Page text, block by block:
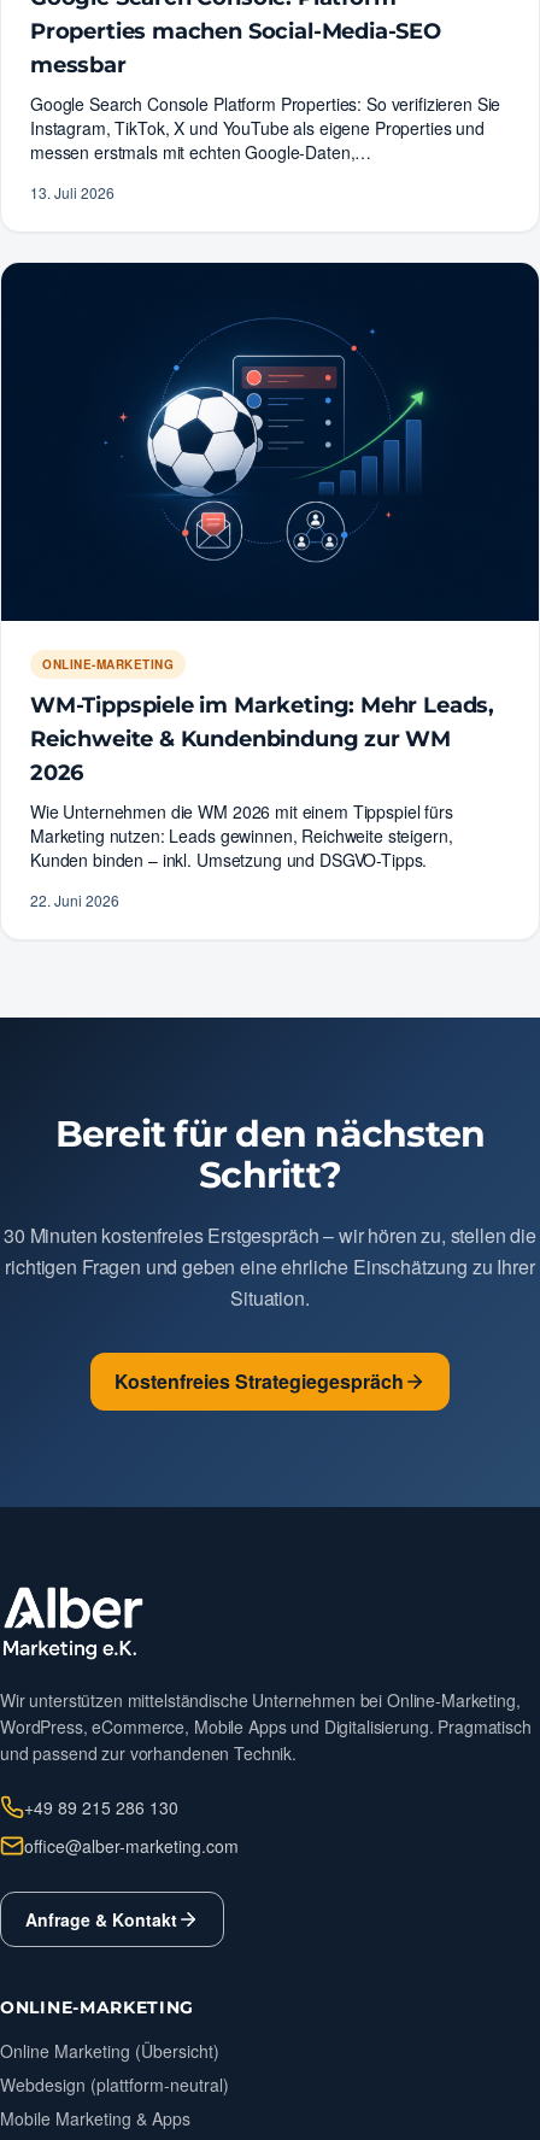
Properties machen Social-Media-SEO
messbar
Google Search Console Platform Properties: So verifizieren Sie
Instagram, TikTok, X und YouTube als eigene Properties und
messen erstmals mit echten Google-Daten,…
13. Juli 2026
ONLINE-MARKETING
WM-Tippspiele im Marketing: Mehr Leads,
Reichweite & Kundenbindung zur WM
2026
Wie Unternehmen die WM 2026 mit einem Tippspiel fürs
Marketing nutzen: Leads gewinnen, Reichweite steigern,
Kunden binden – inkl. Umsetzung und DSGVO-Tipps.
22. Juni 2026
Bereit für den nächsten
Schritt?
30 Minuten kostenfreies Erstgespräch – wir hören zu, stellen die
richtigen Fragen und geben eine ehrliche Einschätzung zu Ihrer
Situation.
Kostenfreies Strategiegespräch
Wir unterstützen mittelständische Unternehmen bei Online-Marketing,
WordPress, eCommerce, Mobile Apps und Digitalisierung. Pragmatisch
und passend zur vorhandenen Technik.
+49 89 215 286 130
office@alber-marketing.com
Anfrage & Kontakt
ONLINE-MARKETING
Online Marketing (Übersicht)
Webdesign (plattform-neutral)
Mobile Marketing & Apps